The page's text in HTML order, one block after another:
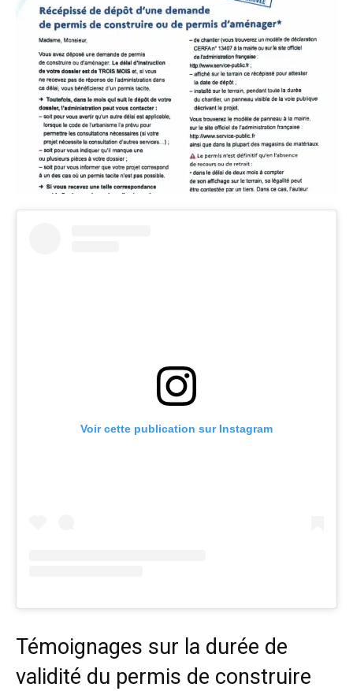
Voir cette publication sur Instagram
Témoignages sur la durée de
validité du permis de construire